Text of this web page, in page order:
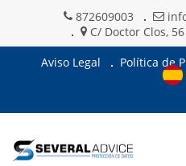
872609003
C/ Doctor Clos,
Aviso Legal
Política de